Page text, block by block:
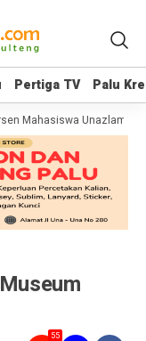
Pertiga TV Palu
Pertiga TV Palu
Mahasiswa Unazlam
55